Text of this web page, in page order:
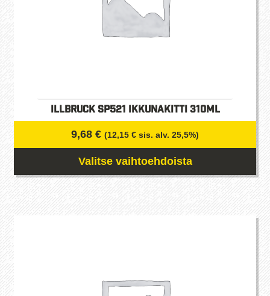
illbruck SP521 ikkunakitti 310ml
9,68 € (12,15 € sis. alv. 25,5%)
Valitse vaihtoehdoista
valinnat